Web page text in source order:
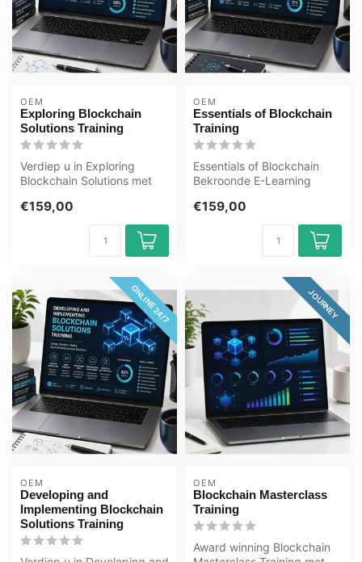
OEM
Exploring Blockchain
Solutions Training
Verdiep u in Exploring
Blockchain Solutions met
365 dag...
€159,00
OEM
Essentials of Blockchain
Training
Essentials of Blockchain
Bekroonde E-Learning
interactieve ...
€159,00
ONLINE 24/7
OEM
Developing and
Implementing Blockchain
Solutions Training
JOURNEY
OEM
Blockchain Masterclass
Training
Award winning Blockchain